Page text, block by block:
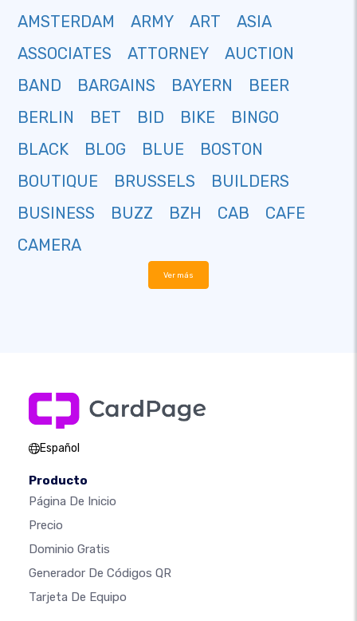
AMSTERDAM
ARMY ART
ASIA
ASSOCIATES
ATTORNEY
AUCTION
BAND
BARGAINS BAYERN
BEER
BERLIN
BET BID BIKE
BINGO
BLACK
BLOG BLUE
BOSTON
BOUTIQUE
BRUSSELS
BUILDERS
BUSINESS
BUZZ BZH CAB
CAFE
CAMERA
Ver más
Español
Producto
Página De Inicio
Precio
Dominio Gratis
Generador De Códigos QR
Tarjeta De Equipo